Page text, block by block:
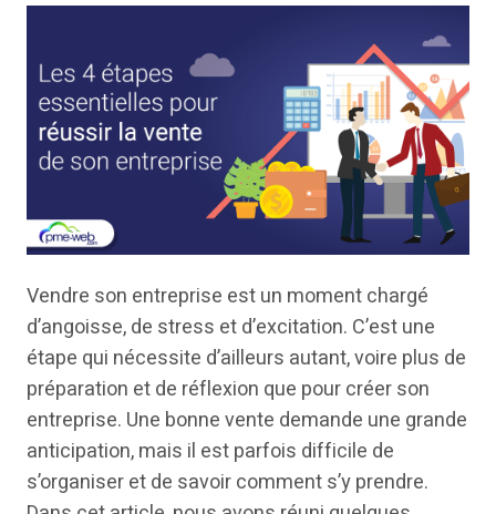
Vendre son entreprise est un moment chargé
d’angoisse, de stress et d’excitation. C’est une
étape qui nécessite d’ailleurs autant, voire plus de
préparation et de réflexion que pour créer son
entreprise. Une bonne vente demande une grande
anticipation, mais il est parfois difficile de
s’organiser et de savoir comment s’y prendre.